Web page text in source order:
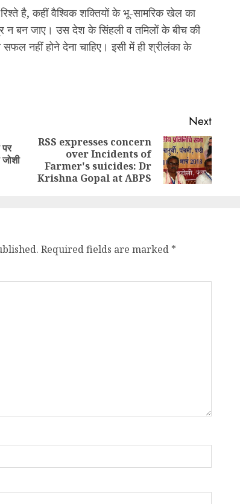
रिश्ते है, कहीं वैश्विक शक्तियों के भू-सामरिक खेल का
न बन जाए। उस देश के सिंहली व तमिलों के बीच की
नहीं होने देना चाहिए। इसी में ही श्रीलंका के
Previous
post:
पर
Next
post:
RSS expresses concern
over Incidents of
Farmer's suicides: Dr
Krishna Gopal at ABPS
Required fields are marked *